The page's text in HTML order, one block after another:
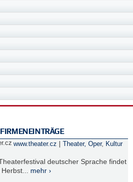
www.theater.cz | Theater, Oper, Kultur
deutscher Sprache findet
mehr ›